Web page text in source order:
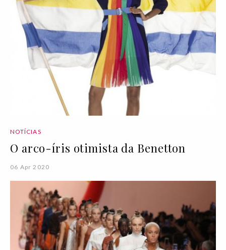
NOTÍCIAS
O arco-íris otimista da Benetton
06 Apr 2020